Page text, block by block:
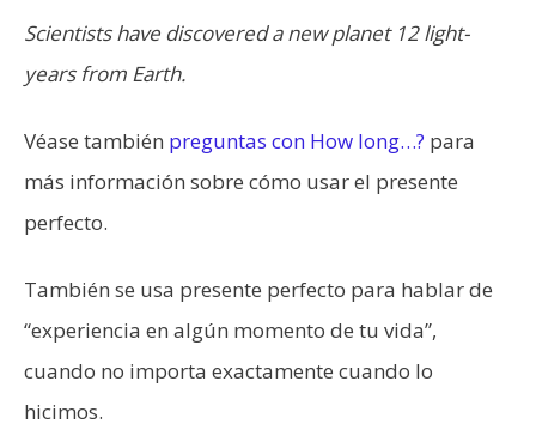
Scientists have discovered a new planet 12 light-
years from Earth.
Véase también preguntas con How long…? para
más información sobre cómo usar el presente
perfecto.
También se usa presente perfecto para hablar de
“experiencia en algún momento de tu vida”,
cuando no importa exactamente cuando lo
hicimos.